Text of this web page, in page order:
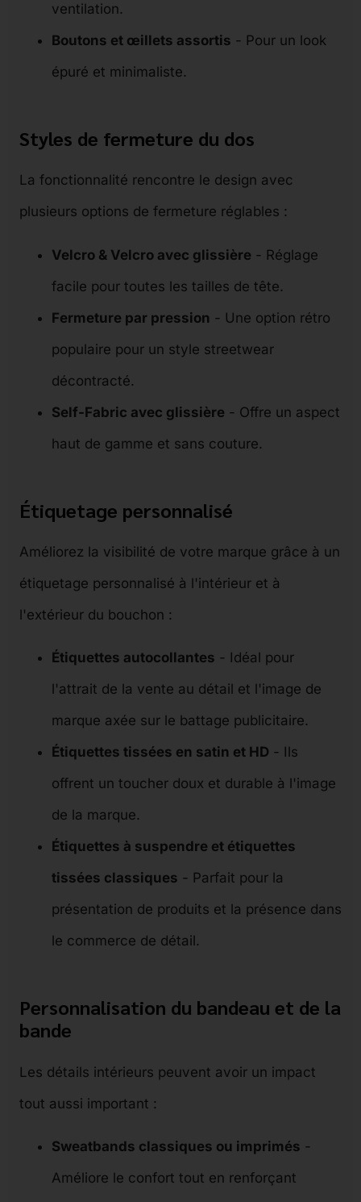
ventilation.
Boutons et œillets assortis - Pour un look
épuré et minimaliste.
Styles de fermeture du dos
La fonctionnalité rencontre le design avec
plusieurs options de fermeture réglables :
Velcro & Velcro avec glissière - Réglage
facile pour toutes les tailles de tête.
Fermeture par pression - Une option rétro
populaire pour un style streetwear
décontracté.
Self-Fabric avec glissière - Offre un aspect
haut de gamme et sans couture.
Étiquetage personnalisé
Améliorez la visibilité de votre marque grâce à un
étiquetage personnalisé à l'intérieur et à
l'extérieur du bouchon :
Étiquettes autocollantes - Idéal pour
l'attrait de la vente au détail et l'image de
marque axée sur le battage publicitaire.
Étiquettes tissées en satin et HD - Ils
offrent un toucher doux et durable à l'image
de la marque.
Étiquettes à suspendre et étiquettes
tissées classiques - Parfait pour la
présentation de produits et la présence dans
le commerce de détail.
Personnalisation du bandeau et de la
bande
Les détails intérieurs peuvent avoir un impact
tout aussi important :
Sweatbands classiques ou imprimés -
Améliore le confort tout en renforçant